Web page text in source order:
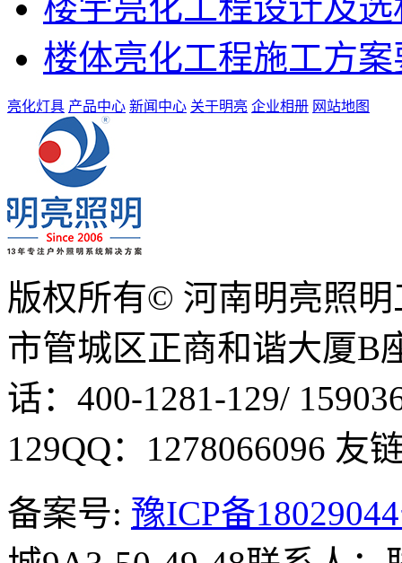
楼宇亮化工程设计及选
楼体亮化工程施工方
亮化灯具 产品中心 新闻中心 关于明亮 企业相册 网站地图
版权所有© 河南明亮照
市管城区正商和谐大厦B
话：400-1281-129/
129QQ：1278066096 友
备案号: 豫ICP备